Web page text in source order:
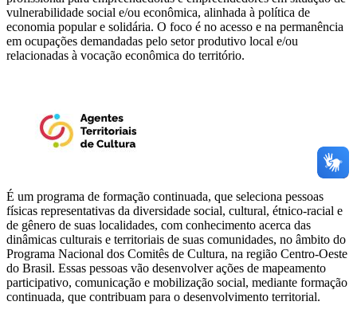
vulnerabilidade social e/ou econômica, alinhada à política de
economia popular e solidária. O foco é no acesso e na permanência
em ocupações demandadas pelo setor produtivo local e/ou
relacionadas à vocação econômica do território.
É um programa de formação continuada, que seleciona pessoas
físicas representativas da diversidade social, cultural, étnico-racial e
de gênero de suas localidades, com conhecimento acerca das
dinâmicas culturais e territoriais de suas comunidades, no âmbito do
Programa Nacional dos Comitês de Cultura, na região Centro-Oeste
do Brasil. Essas pessoas vão desenvolver ações de mapeamento
participativo, comunicação e mobilização social, mediante formação
continuada, que contribuam para o desenvolvimento territorial.